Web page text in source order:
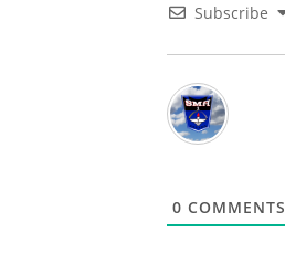
Subscribe
0 COMMENTS